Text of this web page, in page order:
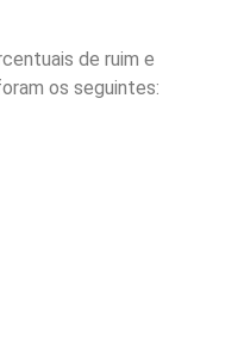
de ruim e
os seguintes: